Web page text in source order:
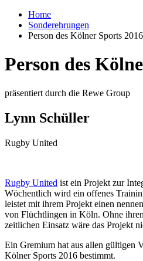
Home
Sonderehrungen
Person des Kölner Sports 2016
Person des
präsentiert durch die Rewe Group
Lynn Schüller
Rugby United
Rugby United ist ein Projekt zur
Wöchentlich wird ein offenes
leistet mit ihrem Projekt einen
von Flüchtlingen in Köln. Ohne
zeitlichen Einsatz wäre das Projekt
Ein Gremium hat aus allen gültigen
Kölner Sports 2016 bestimmt.